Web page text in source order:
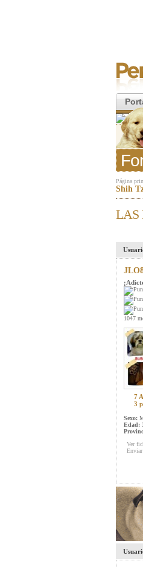
Página
Shih
LAS
1047
7
3
Sexo:
Edad:
Ver